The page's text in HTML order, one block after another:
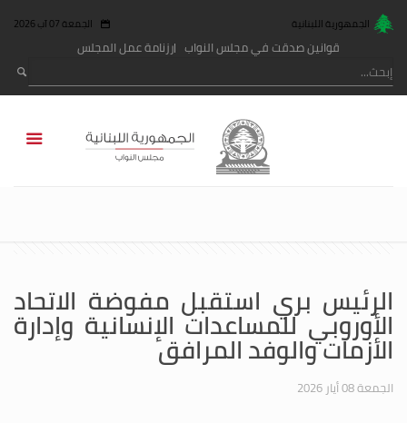
الجمهورية اللبنانية الجمعة 07 آب 2026
قوانين صدقت في مجلس النواب رزنامة عمل المجلس
الرئيس بري استقبل مفوضة الاتحاد
الأوروبي للمساعدات الإنسانية وإدارة
الأزمات والوفد المرافق
الجمعة 08 أيار 2026